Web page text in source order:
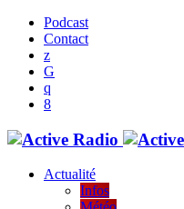
Podcast
Contact
Actualité
Infos